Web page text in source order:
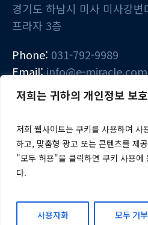
저희는 귀하의 개인정보 보
저희 웹사이트는 쿠키를 사용하여 사
하고, 맞춤형 광고 또는 콘텐츠를 제
"모두 허용"을 클릭하면 쿠키 사용에
다.
사용자화 모두 거부
경기도 하남시 미사 미사강
프라자 3층
Phone: 031-792-9989
Email:info@e-miracle.com
e:기적 아카데미 ©